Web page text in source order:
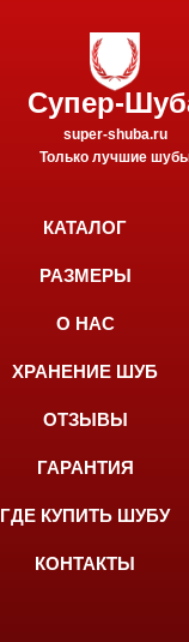
Супер-
super-shuba.ru
Только лучшие
КАТАЛОГ
РАЗМЕРЫ
О НАС
ХРАНЕНИЕ ШУБ
ОТЗЫВЫ
ГАРАНТИЯ
ГДЕ КУПИТЬ ШУБУ
КОНТАКТЫ